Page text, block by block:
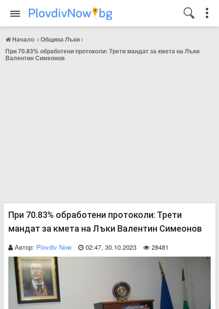
Начало
Община Лъки
При 70.83% обработени протоколи: Трети мандат за кмета на Лъки
Валентин Симеонов
При 70.83% обработени протоколи: Трети
мандат за кмета на Лъки Валентин Симеонов
Автор: Plovdiv Now 02:47, 30.10.2023 28481